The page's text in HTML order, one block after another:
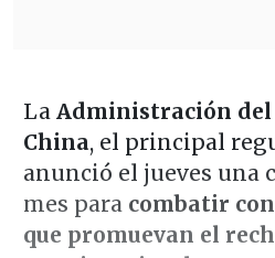
La Administración del
China, el principal
anunció el jueves una
mes para combatir
que promuevan el